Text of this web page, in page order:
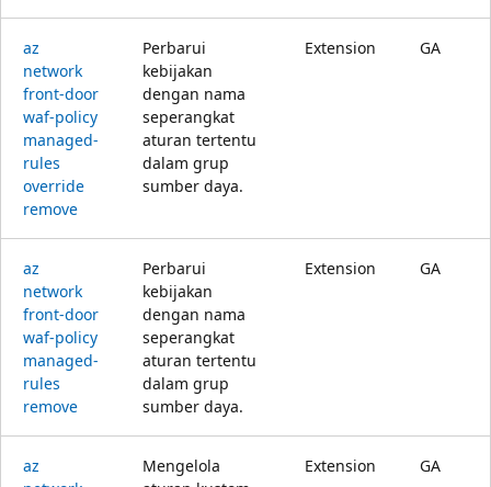
az
network
front-door
waf-policy
managed-
rules
override
remove
Perbarui
kebijakan
dengan nama
seperangkat
aturan tertentu
dalam grup
sumber daya.
Extension GA
az
network
front-door
waf-policy
managed-
rules
remove
Perbarui
kebijakan
dengan nama
seperangkat
aturan tertentu
dalam grup
sumber daya.
Extension GA
az
Mengelola
Extension GA